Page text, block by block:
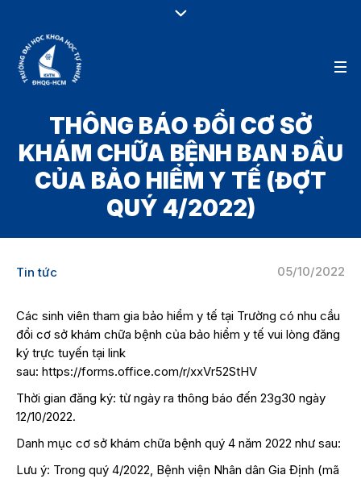
THÔNG BÁO ĐỔI CƠ SỞ
KHÁM CHỮA BỆNH BAN ĐẦU
CỦA BẢO HIỂM Y TẾ (ĐỢT
QUÝ 4/2022)
05/10/2022
Tin tức
Các sinh viên tham gia bảo hiểm y tế tại Trường có nhu cầu
đổi cơ sở khám chữa bệnh của bảo hiểm y tế vui lòng đăng
ký trực tuyến tại link
sau: https://forms.office.com/r/xxVr52StHV
Thời gian đăng ký: từ ngày ra thông báo đến 23g30 ngày
12/10/2022.
Danh mục cơ sở khám chữa bệnh quý 4 năm 2022 như sau:
Lưu ý: Trong quý 4/2022, Bệnh viện Nhân dân Gia Định (mã